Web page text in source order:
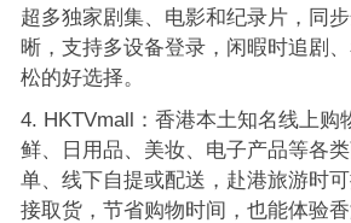
超多独家剧集、电影和纪录片，同
晰，支持多设备登录，闲暇时追剧
松的好选择。
HKTVmall：香港本土知名线上购
鲜、日用品、美妆、电子产品等各
单、线下自提或配送，赴港旅游时
接取货，节省购物时间，也能体验